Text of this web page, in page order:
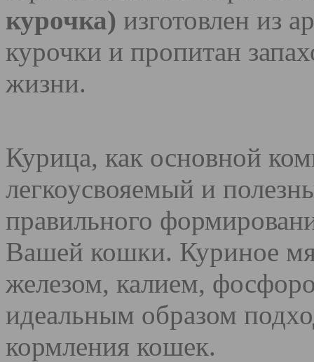
курочка) изготовлен из
курочки и пропитан
жизни.
Курица, как основной
легкоусвояемый и
правильного
Вашей кошки. Куриное
железом, калием,
идеальным образом
кормления кошек.